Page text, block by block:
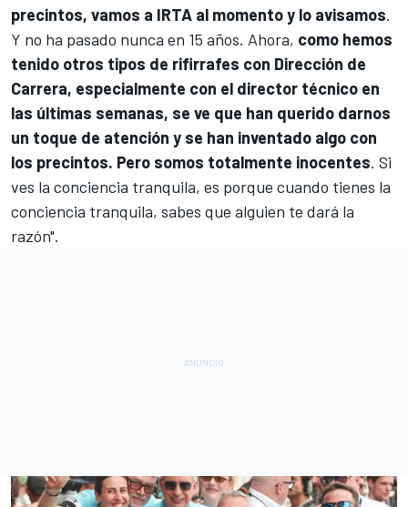
precintos, vamos a IRTA al momento y lo avisamos.
Y no ha pasado nunca en 15 años. Ahora, como hemos
tenido otros tipos de rifirrafes con Dirección de
Carrera, especialmente con el director técnico en
las últimas semanas, se ve que han querido darnos
un toque de atención y se han inventado algo con
los precintos. Pero somos totalmente inocentes. Si
ves la conciencia tranquila, es porque cuando tienes la
conciencia tranquila, sabes que alguien te dará la
razón".